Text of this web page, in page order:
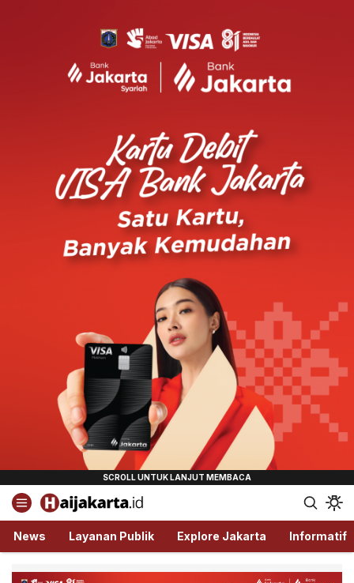
Haijakarta.id
Semua Tentang Jakarta Ada Disini!
News Layanan Publik Explore Jakarta Informatif